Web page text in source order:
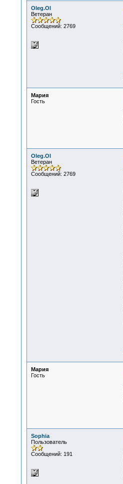
Oleg.Ol
Ветеран
Сообщений: 2769
Мария
Гость
Oleg.Ol
Ветеран
Сообщений: 2769
Мария
Гость
Sophia
Пользователь
Сообщений: 191